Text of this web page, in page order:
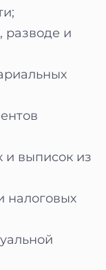
разводе и
и выписок из
налоговых